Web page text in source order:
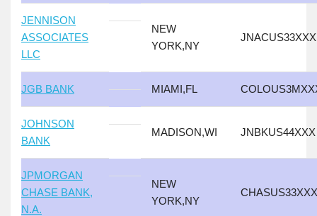
JENNISON
ASSOCIATES
LLC
NEW
YORK,NY
JNACUS33XXX
JGB BANK MIAMI,FL
JOHNSON
BANK
MADISON,WI JNBKUS44XXX
JPMORGAN
CHASE BANK,
N.A.
NEW
YORK,NY
CHASUS33XXX